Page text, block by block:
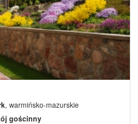
, warmińsko-mazurskie
gościnny